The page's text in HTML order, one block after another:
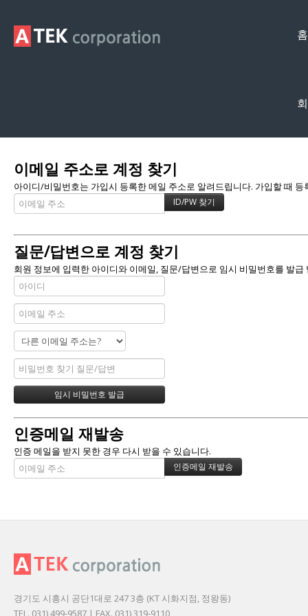
홈
이메일 주소로 계정 찾기
아이디/비밀번호는 가입시 등록한 메일 주소로 알려드립니다. 가입할 때
질문/답변으로 계정 찾기
회원 정보에 입력한 아이디와 이메일, 질문/답변으로 임시 비밀번호를 발급
인증메일 재발송
인증 메일을 받지 못한 경우 다시 받을 수 있습니다.
경기도 시흥시 공단1대로 247 3층 (KT 시화지점, 정왕동)
TEL. 031) 499-9587 | FAX. 031) 319-9110